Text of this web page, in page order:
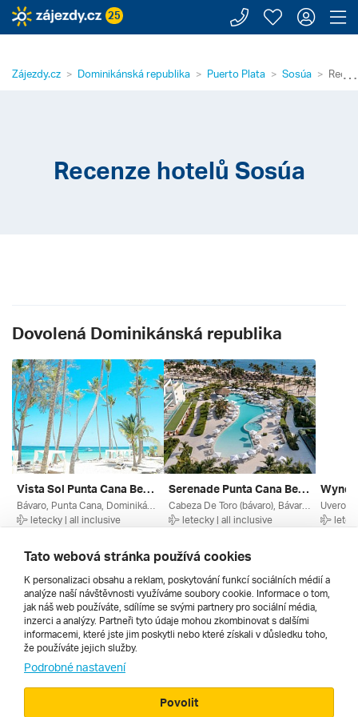
25 Zavolejte
Moje
⋯
Zájezdy.cz Dominikánská republika Puerto Plata Sosúa
Recenze hotelů Sosúa
Dovolená Dominikánská republika
Vista Sol Punta Cana Beach Resort & Spa ****
letecky | all inclusive
47 690 Kč
Serenade Punta Cana Beach & Spa *****
letecky | all inclusive
46 940 Kč
Všechny
Cestopisy
Tato webová stránka používá cookies
K personalizaci obsahu a reklam, poskytování funkcí sociálních médií a
analýze naší návštěvnosti využíváme soubory cookie. Informace o tom,
jak náš web používáte, sdílíme se svými partnery pro sociální média,
inzerci a analýzy. Partneři tyto údaje mohou zkombinovat s dalšími
informacemi, které jste jim poskytli nebo které získali v důsledku toho,
že používáte jejich služby.
Podrobné nastavení
Povolit